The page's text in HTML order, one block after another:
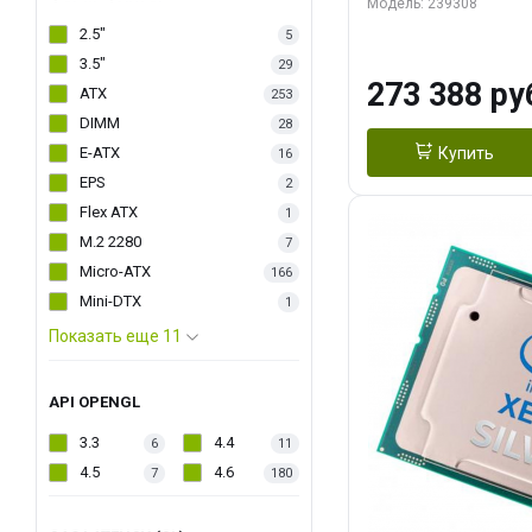
2.5" 5
3.5" 29
ATX 253
DIMM 28
E-ATX 16
EPS 2
Flex ATX 1
M.2 2280 7
Micro-ATX 166
Mini-DTX 1
Показать еще 11
API OPENGL
3.3 6 4.4 11
4.5 7 4.6 180
Модель: 239308
273 388
Купить